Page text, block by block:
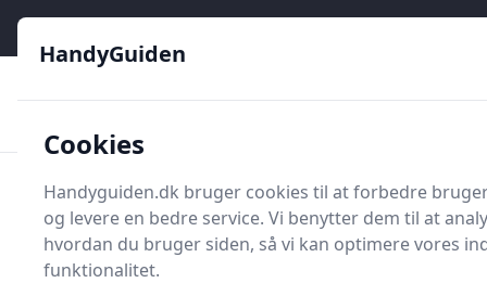
HandyGuiden
Søg nu
Søg nu
HandyGuiden
Cookies
Handyguiden.dk bruger cookies til at forbedre
og levere en bedre service. Vi benytter dem til at
hvordan du bruger siden, så vi kan optimere vores
funktionalitet.